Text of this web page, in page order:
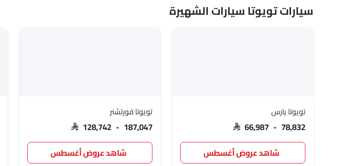
سيارات تويوتا سيارات الشهيرة
تويوتا يارس
SAR 66,987 - 78,832
شاهد عروض أغسطس
تويوتا فورتشنر
SAR 128,742 - 187,047
شاهد عروض أغسطس